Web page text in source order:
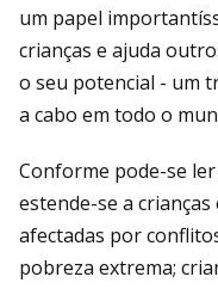
um papel
crianças e ajuda
o seu potencial - um
a cabo em todo o
Conforme pode-se
estende-se a
afectadas por
pobreza extrema;